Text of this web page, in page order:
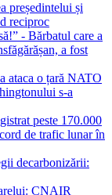
președintelui și
reciproc
- Bărbatul care a
a fost
ataca o țară NATO
s-a
peste 170.000
de trafic lunar în
decarbonizării:
CNAIR